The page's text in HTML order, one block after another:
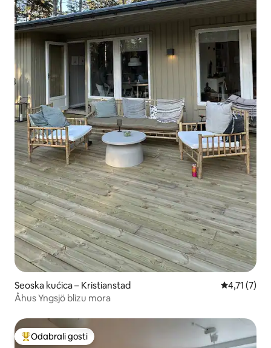
Seoska kućica – Kristianstad Prosječna
4,71 (7)
Åhus Yngsjö blizu mora
Među najviše rangiranima s oznakom „Odabrali gosti”
Odabrali gosti